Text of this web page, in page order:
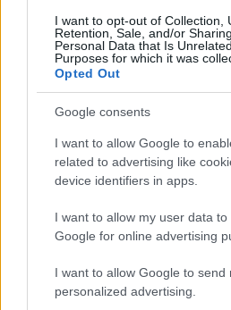
I want to opt-out of Collection,
Retention, Sale, and/or
Personal Data that Is
Purposes for which it was
Opted Out
Google consents
I want to allow Google to
related to advertising like
device identifiers in apps.
I want to allow my user data
Google for online advertising
I want to allow Google to send
personalized advertising.
benne valami száj szélén
A Hold hercegnő aKaguya
című 2013-as Ghibli-filmben